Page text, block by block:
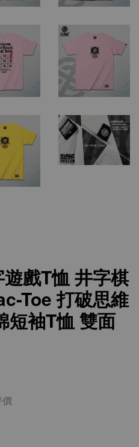
戲T恤 井字棋
Toe 打破思維
短袖T恤 雙面